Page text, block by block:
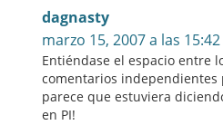
dagnasty
marzo 15, 2007 a las 15:42
Entiéndase el espacio entre
comentarios independientes
parece que estuviera
en PI!